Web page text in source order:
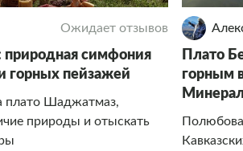
Ожидает отзывов
симфония
горных пейзажей
плато Шаджатмаз,
природы и отыскать
Плато
горным